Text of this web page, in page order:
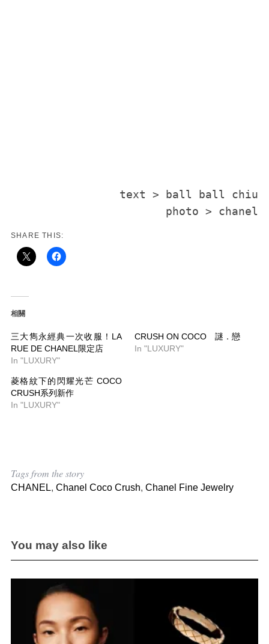
text > ball ball chiu
photo > chanel
SHARE THIS:
相關
三大雋永經典一次收服！LA
RUE DE CHANEL限定店
In "LUXURY"
CRUSH ON COCO 謎．戀
In "LUXURY"
菱格紋下的閃耀光芒 COCO
CRUSH系列新作
In "LUXURY"
Tags from the story
CHANEL, Chanel Coco Crush, Chanel Fine Jewelry
You may also like